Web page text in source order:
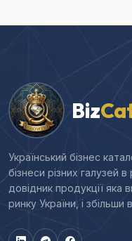
Biz
Український бізнес
бізнеси різних галузей
довідник продукції яка
ринку України, і збільши